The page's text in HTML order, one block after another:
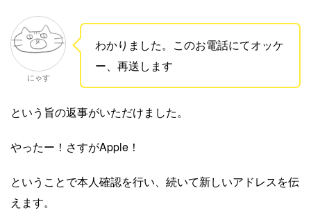
にゃす
わかりました。このお電話にてオッケ
ー、再送します
という旨の返事がいただけました。
やったー！さすがApple！
ということで本人確認を行い、続いて新しいアドレスを伝
えます。